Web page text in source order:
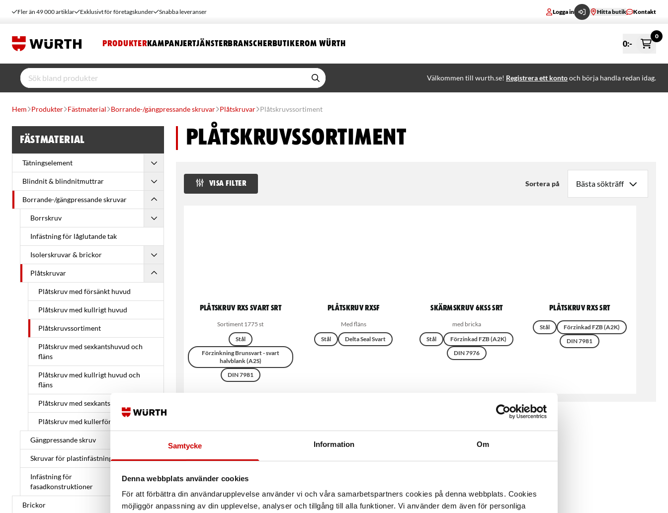
Samtycke Information Om
Denna webbplats använder cookies
För att förbättra din användarupplevelse använder vi och våra samarbetspartners cookies på denna webbplats. Cookies
möjliggör anpassning av din upplevelse, analyser och tillgång till alla funktioner. Vi använder dem även för personliga
Fler än 49 000 artiklar Exklusivt för företagskunder Snabba leveranser Logga in Hitta butik Kontakt
PRODUKTER KAMPANJERTJÄNSTERBRANSCHERBUTIKEROM WÜRTH 0:-
0
Välkommen till wurth.se! Registrera ett kontooch börja handla redan idag.
Hem Produkter Fästmaterial Borrande-/gängpressande skruvar Plåtskruvar Plåtskruvssortiment
Fästmaterial
Tätningselement
Blindnit & blindnitmuttrar
Borrande-/gängpressande skruvar
Borrskruv
Infästning för låglutande tak
Isolerskruvar & brickor
Plåtskruvar
Plåtskruv med försänkt huvud
Plåtskruv med kullrigt huvud
Plåtskruvssortiment
Plåtskruv med sexkantshuvud och
fläns
Plåtskruv med kullrigt huvud och
fläns
Plåtskruv med sexkantshuvud
Plåtskruv med kullerförsänkt huvud
Gängpressande skruv
Skruvar för plastinfästning
Infästning för
fasadkonstruktioner
Brickor
Plåtskruvssortiment
VISA FILTER Sortera på
Plåtskruv RXS Svart SRT
Sortiment 1775 st
Stål
Förzinkning Brunsvart - svart
halvblank (A2S)
DIN 7981
Plåtskruv RXSF
Med fläns
Stål
Delta Seal Svart
Skärmskruv 6KSS SRT
med bricka
Stål
Förzinkad FZB (A2K)
DIN 7976
Plåtskruv RXS SRT
Stål
Förzinkad FZB (A2K)
DIN 7981